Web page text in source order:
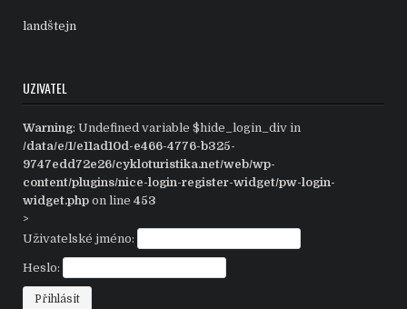
landštejn
UZIVATEL
Warning: Undefined variable $hide_login_div in
/data/e/1/e11ad10d-e466-4776-b325-
9747edd72e26/cykloturistika.net/web/wp-
content/plugins/nice-login-register-widget/pw-login-
widget.php on line453
>
Uživatelské jméno:
Heslo: